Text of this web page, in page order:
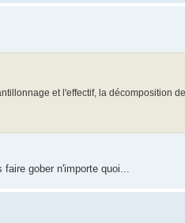
et l'effectif, la décomposition
gober n'importe quoi...